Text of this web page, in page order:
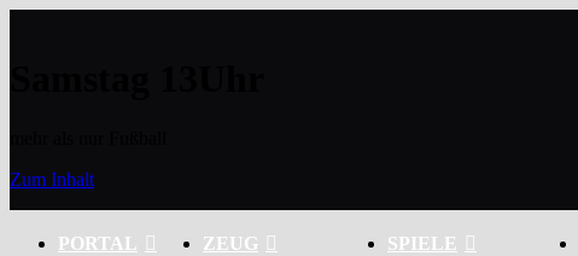
Zum Inhalt
PORTAL
ZEUG
SPIELE